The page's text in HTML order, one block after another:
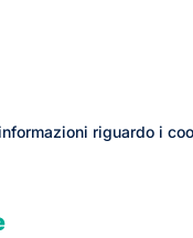
riguardo i